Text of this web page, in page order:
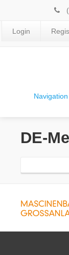
Login
Navigation
DE-